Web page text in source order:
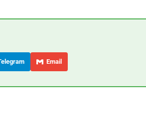
Email